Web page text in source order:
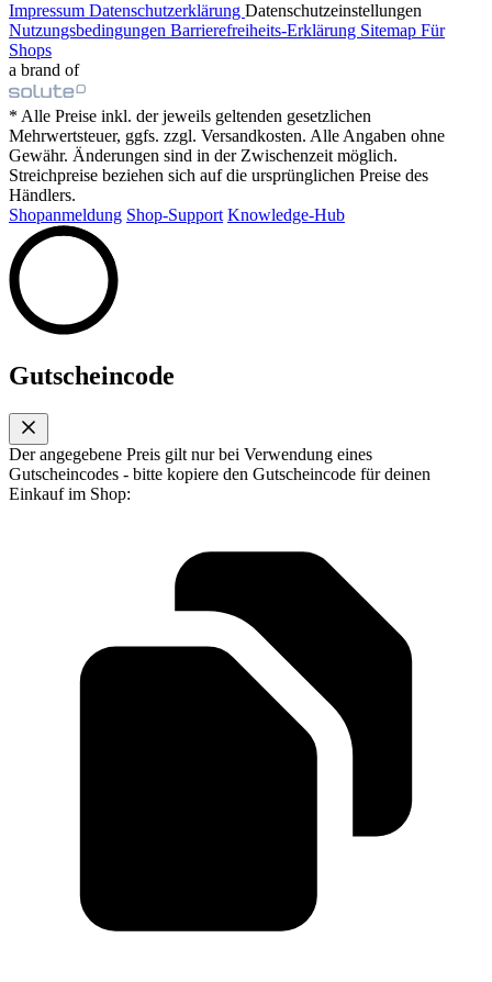
Impressum Datenschutzerklärung Datenschutzeinstellungen
Nutzungsbedingungen Barrierefreiheits-Erklärung Sitemap Für
Shops
a brand of
* Alle Preise inkl. der jeweils geltenden gesetzlichen
Mehrwertsteuer, ggfs. zzgl. Versandkosten. Alle Angaben ohne
Gewähr. Änderungen sind in der Zwischenzeit möglich.
Streichpreise beziehen sich auf die ursprünglichen Preise des
Händlers.
Shopanmeldung Shop-Support Knowledge-Hub
Gutscheincode
Der angegebene Preis gilt nur bei Verwendung eines
Gutscheincodes - bitte kopiere den Gutscheincode für deinen
Einkauf im Shop: